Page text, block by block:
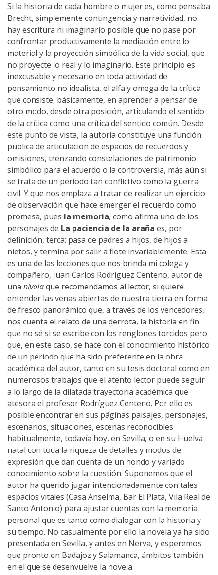
Si la historia de cada hombre o mujer es, como pensaba
Brecht, simplemente contingencia y narratividad, no
hay escritura ni imaginario posible que no pase por
confrontar productivamente la mediación entre lo
material y la proyección simbólica de la vida social, que
no proyecte lo real y lo imaginario. Este principio es
inexcusable y necesario en toda actividad de
pensamiento no idealista, el alfa y omega de la crítica
que consiste, básicamente, en aprender a pensar de
otro modo, desde otra posición, articulando el sentido
de la crítica como una crítica del sentido común. Desde
este punto de vista, la autoría constituye una función
pública de articulación de espacios de recuerdos y
omisiones, trenzando constelaciones de patrimonio
simbólico para el acuerdo o la controversia, más aún si
se trata de un periodo tan conflictivo como la guerra
civil. Y que nos emplaza a tratar de realizar un ejercicio
de observación que hace emerger el recuerdo como
promesa, pues la memoria, como afirma uno de los
personajes de La paciencia de la araña es, por
definición, terca: pasa de padres a hijos, de hijos a
nietos, y termina por salir a flote invariablemente. Esta
es una de las lecciones que nos brinda mi colega y
compañero, Juan Carlos Rodríguez Centeno, autor de
una nivolaque recomendamos al lector, si quiere
entender las venas abiertas de nuestra tierra en forma
de fresco panorámico que, a través de los vencedores,
nos cuenta el relato de una derrota, la historia en fin
que no sé si se escribe con los renglones torcidos pero
que, en este caso, se hace con el conocimiento histórico
de un periodo que ha sido preferente en la obra
académica del autor, tanto en su tesis doctoral como en
numerosos trabajos que el atento lector puede seguir
a lo largo de la dilatada trayectoria académica que
atesora el profesor Rodríguez Centeno. Por ello es
posible encontrar en sus páginas paisajes, personajes,
escenarios, situaciones, escenas reconocibles
habitualmente, todavía hoy, en Sevilla, o en su Huelva
natal con toda la riqueza de detalles y modos de
expresión que dan cuenta de un hondo y variado
conocimiento sobre la cuestión. Suponemos que el
autor ha querido jugar intencionadamente con tales
espacios vitales (Casa Anselma, Bar El Plata, Vila Real de
Santo Antonio) para ajustar cuentas con la memoria
personal que es tanto como dialogar con la historia y
su tiempo. No casualmente por ello la novela ya ha sido
presentada en Sevilla, y antes en Nerva, y esperemos
que pronto en Badajoz y Salamanca, ámbitos también
en el que se desenvuelve la novela.